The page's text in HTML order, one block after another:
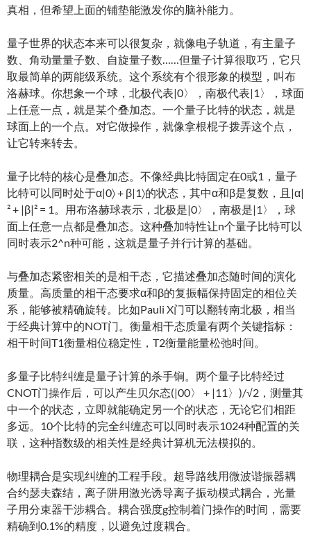
真相，但希望上面的铺垫能激发你的脑补能力。
量子世界的状态本来可以很复杂，就像电子轨道，有主量子
数、角动量量子数、自旋量子数……但量子计算很取巧，它只
取最简单的两能级系统。这个系统有个很形象的模型，叫布
洛赫球。你想象一个球，北极代表|0〉，南极代表|1〉，球面
上任意一点，就是某个叠加态。一个量子比特的状态，就是
球面上的一个点。对它做操作，就像拿根棍子拨弄这个点，
让它转来转去。
量子比特的核心是叠加态。不像经典比特固定在0或1，量子
比特可以同时处于α|0〉 + β|1〉的状态，其中α和β是复数，且|α|
² + |β|² = 1。用布洛赫球表示，北极是|0〉，南极是|1〉，球
面上任意一点都是叠加态。这种叠加特性让n个量子比特可以
同时表示2^n种可能，这就是量子并行计算的基础。
与叠加态紧密相关的是相干态，它描述叠加态随时间的演化
质量。高质量的相干态要求α和β的复振幅保持固定的相位关
系，能够被精确旋转。比如Pauli X门可以翻转南北极，相当
于经典计算中的NOT门。衡量相干态质量有两个关键指标：
相干时间T1衡量相位稳定性，T2衡量能量松弛时间。
多量子比特纠缠是量子计算的杀手锏。两个量子比特经过
CNOT门操作后，可以产生贝尔态(|00〉 + |11〉)/√2，测量其
中一个的状态，立即就能确定另一个的状态，无论它们相距
多远。10个比特的完全纠缠态可以同时表示1024种配置的关
联，这种指数级的相关性是经典计算机无法模拟的。
物理耦合是实现纠缠的工程手段。超导路线用微波谐振器耦
合约瑟夫森结，离子阱用激光诱导离子振动模式耦合，光量
子用分束器干涉耦合。耦合强度g控制着门操作的时间，需要
精确到0.1%的精度，以避免过度耦合。